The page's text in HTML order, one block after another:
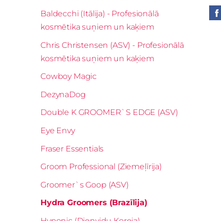
Baldecchi (Itālija) - Profesionālā
kosmētika suņiem un kaķiem
Chris Christensen (ASV) - Profesionālā
kosmētika suņiem un kaķiem
Cowboy Magic
DezynaDog
Double K GROOMER`S EDGE (ASV)
Eye Envy
Fraser Essentials
Groom Professional (Ziemeļīrija)
Groomer`s Goop (ASV)
Hydra Groomers (Brazīlija)